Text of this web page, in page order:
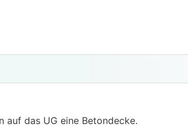
auf das UG eine Betondecke.